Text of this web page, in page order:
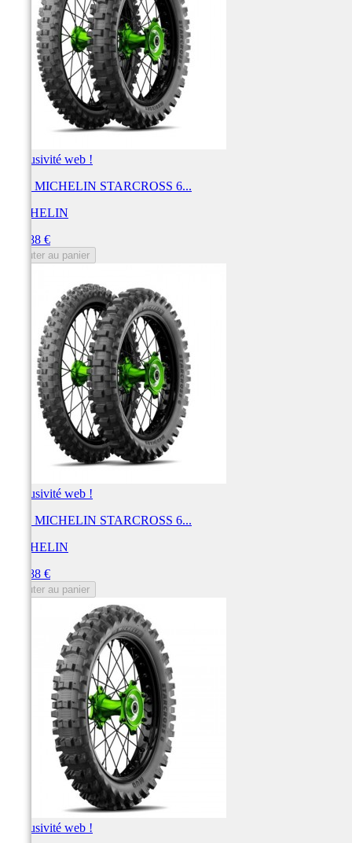
Exclusivité web !
Pneu MICHELIN STARCROSS 6...
MICHELIN
167,88 €
Ajouter au panier
Exclusivité web !
Pneu MICHELIN STARCROSS 6...
MICHELIN
167,88 €
Ajouter au panier
Exclusivité web !